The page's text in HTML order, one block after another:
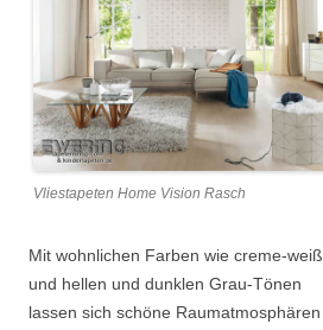
Vliestapeten Home Vision Rasch
Mit wohnlichen Farben wie creme-weiß
und hellen und dunklen Grau-Tönen
lassen sich schöne Raumatmosphären